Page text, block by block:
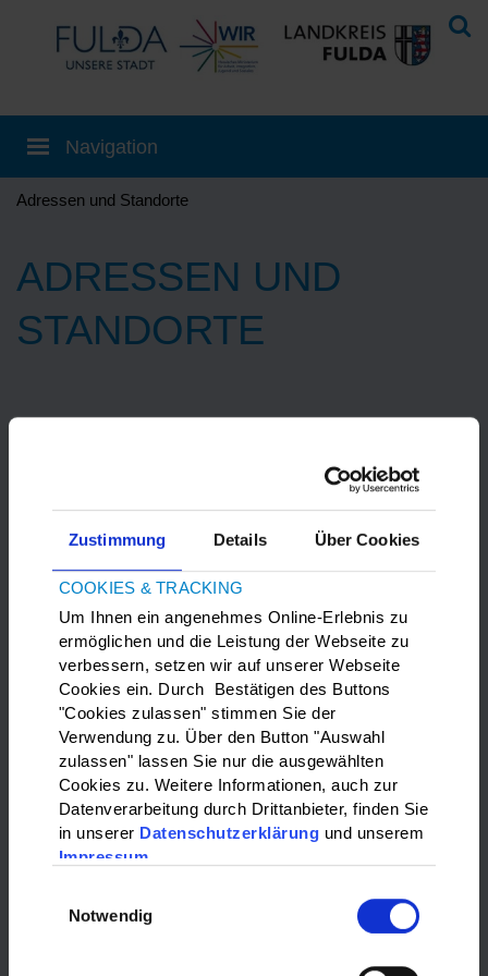
Zustimmung Details Über Cookies
COOKIES & TRACKING
Um Ihnen ein angenehmes Online-Erlebnis zu
ermöglichen und die Leistung der Webseite zu
verbessern, setzen wir auf unserer Webseite
Cookies ein. Durch Bestätigen des Buttons
"Cookies zulassen" stimmen Sie der
Verwendung zu. Über den Button "Auswahl
zulassen" lassen Sie nur die ausgewählten
Cookies zu. Weitere Informationen, auch zur
Datenverarbeitung durch Drittanbieter, finden Sie
in unserer Datenschutzerklärung und unserem
Impressum
Notwendig
Adressen und Standorte
ADRESSEN UND
STANDORTE
Marketing-Cookies
akzeptieren, um die Google Maps
anzuzeigen.
WAS?:
Bitte wählen…
Bitte wählen…